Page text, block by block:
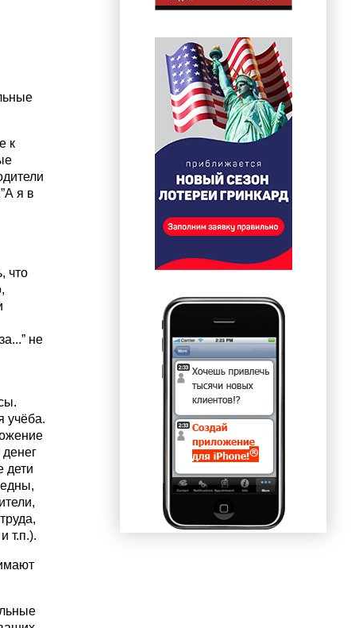
к
я в
что
не
учёба.
дети
т.п.).